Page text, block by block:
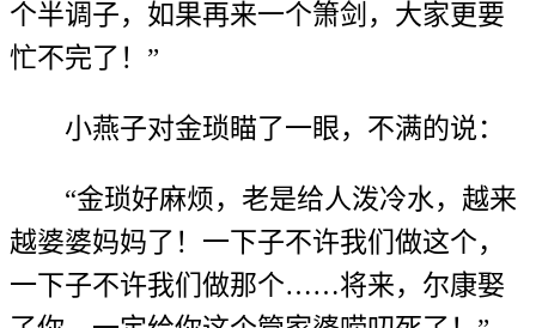
个半调子，如果再来一个箫剑，大家更要
忙不完了！”
小燕子对金琐瞄了一眼，不满的说：
“金琐好麻烦，老是给人泼冷水，越来
越婆婆妈妈了！一下子不许我们做这个，
一下子不许我们做那个……将来，尔康娶